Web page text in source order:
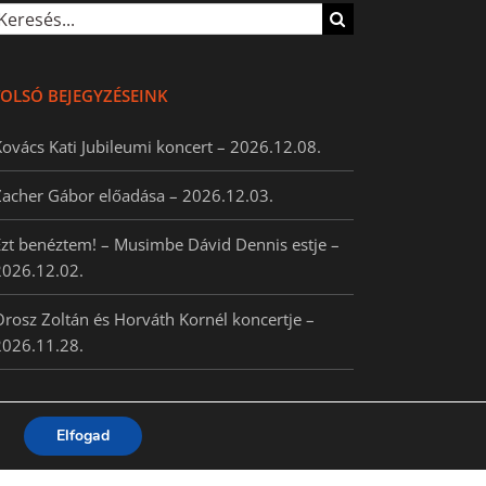
BEJEGYZÉSEINK
Kati Jubileumi koncert – 2026.12.08.
Gábor előadása – 2026.12.03.
benéztem! – Musimbe Dávid Dennis estje –
Zoltán és Horváth Kornél koncertje –
Elfogad